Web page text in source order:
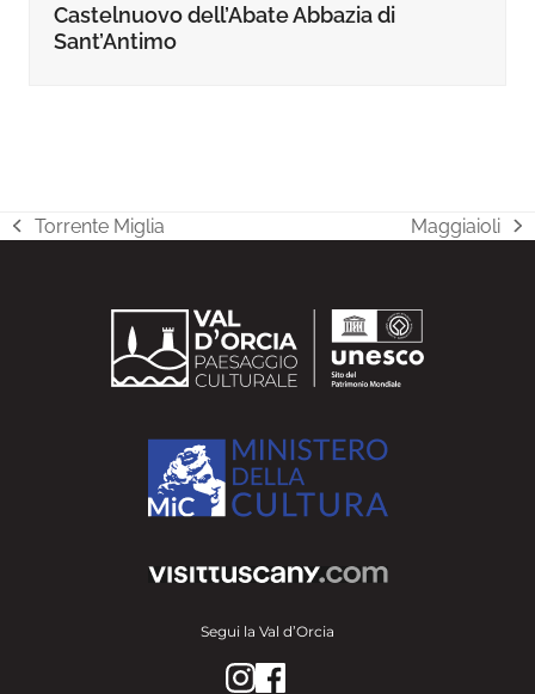
Castelnuovo dell’Abate Abbazia di
Sant’Antimo
post
Torrente Miglia
articolo
Maggiaioli
Segui la Val d’Orcia